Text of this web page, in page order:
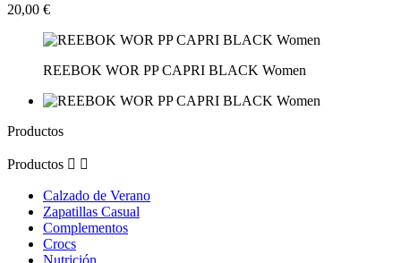
20,00 €
REEBOK WOR PP CAPRI BLACK Women
Productos
Productos  
Calzado de Verano
Zapatillas Casual
Complementos
Crocs